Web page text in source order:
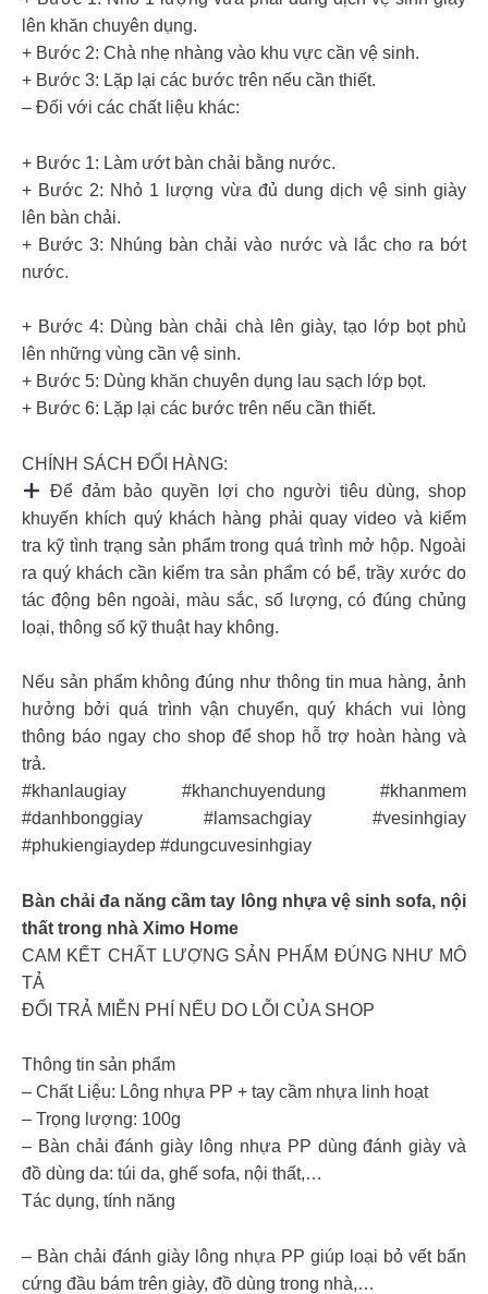
lên khăn chuyên dụng.
+ Bước 2: Chà nhẹ nhàng vào khu vực cần vệ sinh.
+ Bước 3: Lặp lại các bước trên nếu cần thiết.
– Đối với các chất liệu khác:
+ Bước 1: Làm ướt bàn chải bằng nước.
+ Bước 2: Nhỏ 1 lượng vừa đủ dung dịch vệ sinh giày
lên bàn chải.
+ Bước 3: Nhúng bàn chải vào nước và lắc cho ra bớt
nước.
+ Bước 4: Dùng bàn chải chà lên giày, tạo lớp bọt phủ
lên những vùng cần vệ sinh.
+ Bước 5: Dùng khăn chuyên dụng lau sạch lớp bọt.
+ Bước 6: Lặp lại các bước trên nếu cần thiết.
CHÍNH SÁCH ĐỔI HÀNG:
Để đảm bảo quyền lợi cho người tiêu dùng, shop
khuyến khích quý khách hàng phải quay video và kiểm
tra kỹ tình trạng sản phẩm trong quá trình mở hộp. Ngoài
ra quý khách cần kiểm tra sản phẩm có bể, trầy xước do
tác động bên ngoài, màu sắc, số lượng, có đúng chủng
loại, thông số kỹ thuật hay không.
Nếu sản phẩm không đúng như thông tin mua hàng, ảnh
hưởng bởi quá trình vận chuyển, quý khách vui lòng
thông báo ngay cho shop để shop hỗ trợ hoàn hàng và
trả.
#khanlaugiay #khanchuyendung #khanmem
#danhbonggiay #lamsachgiay #vesinhgiay
#phukiengiaydep #dungcuvesinhgiay
Bàn chải đa năng cầm tay lông nhựa vệ sinh sofa, nội
thất trong nhà Ximo Home
CAM KẾT CHẤT LƯỢNG SẢN PHẨM ĐÚNG NHƯ MÔ
TẢ
ĐỔI TRẢ MIỄN PHÍ NẾU DO LỖI CỦA SHOP
Thông tin sản phẩm
– Chất Liệu: Lông nhựa PP + tay cầm nhựa linh hoạt
– Trọng lượng: 100g
– Bàn chải đánh giày lông nhựa PP dùng đánh giày và
đồ dùng da: túi da, ghế sofa, nội thất,…
Tác dụng, tính năng
– Bàn chải đánh giày lông nhựa PP giúp loại bỏ vết bẩn
cứng đầu bám trên giày, đồ dùng trong nhà,…